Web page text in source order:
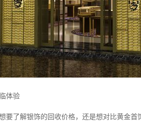
体验
要了解银饰的回收价格，还是想对比黄金